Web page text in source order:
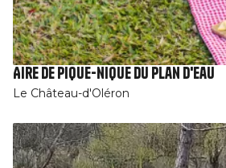
Aire de pique-nique du plan d'eau
Le Château-d'Oléron